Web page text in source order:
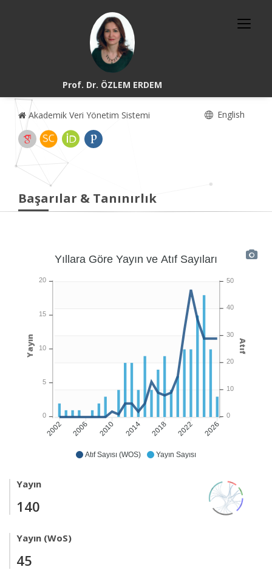
Prof. Dr. ÖZLEM ERDEM
Akademik Veri Yönetim Sistemi English
Başarılar & Tanınırlık
Atıf Sayısı (WOS) Yayın Sayısı
2002 2006 2010 2014 2018 2022 2026
Yıllara Göre Yayın ve Atıf Sayıları
50
40
30
20
10
0
Atıf
20
15
10
5
0
Yayın
Yayın
140
Yayın (WoS)
45